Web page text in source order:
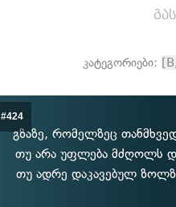
კატეგორიები:
#424
გზაზე, რომელზეც
თუ არა უფლება მძღოლს
თუ ადრე დაკავებულ